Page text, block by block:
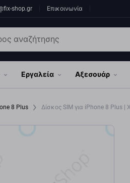
shop.gr Επικοινωνία
Εργαλεία Αξεσουάρ
8 Plus Δίσκος SIM για iPhone 8 Plus |